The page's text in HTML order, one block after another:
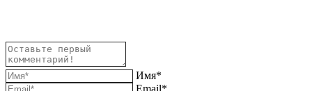
Имя*
Email*